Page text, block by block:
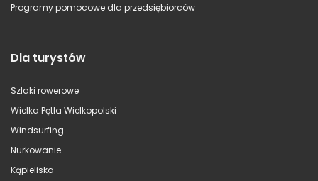
Programy pomocowe dla przedsiębiorców
Dla turystów
Szlaki rowerowe
Wielka Pętla Wielkopolski
Windsurfing
Nurkowanie
Kąpieliska